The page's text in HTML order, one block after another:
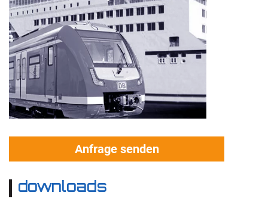
Anfrage senden
downloads